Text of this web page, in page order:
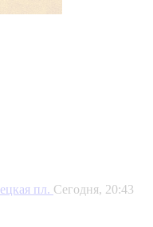
пл. Сегодня, 20:43